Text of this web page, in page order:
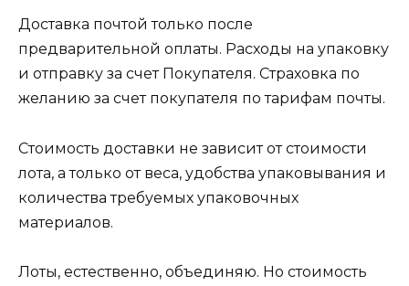
Доставка почтой только после
предварительной оплаты. Расходы на упаковку
и отправку за счет Покупателя. Страховка по
желанию за счет покупателя по тарифам почты.
Стоимость доставки не зависит от стоимости
лота, а только от веса, удобства упаковывания и
количества требуемых упаковочных
материалов.
Лоты, естественно, объединяю. Но стоимость